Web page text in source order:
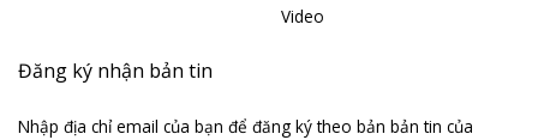
Video
Đăng ký nhận bản tin
Nhập địa chỉ email của bạn để đăng ký theo bản bản tin của